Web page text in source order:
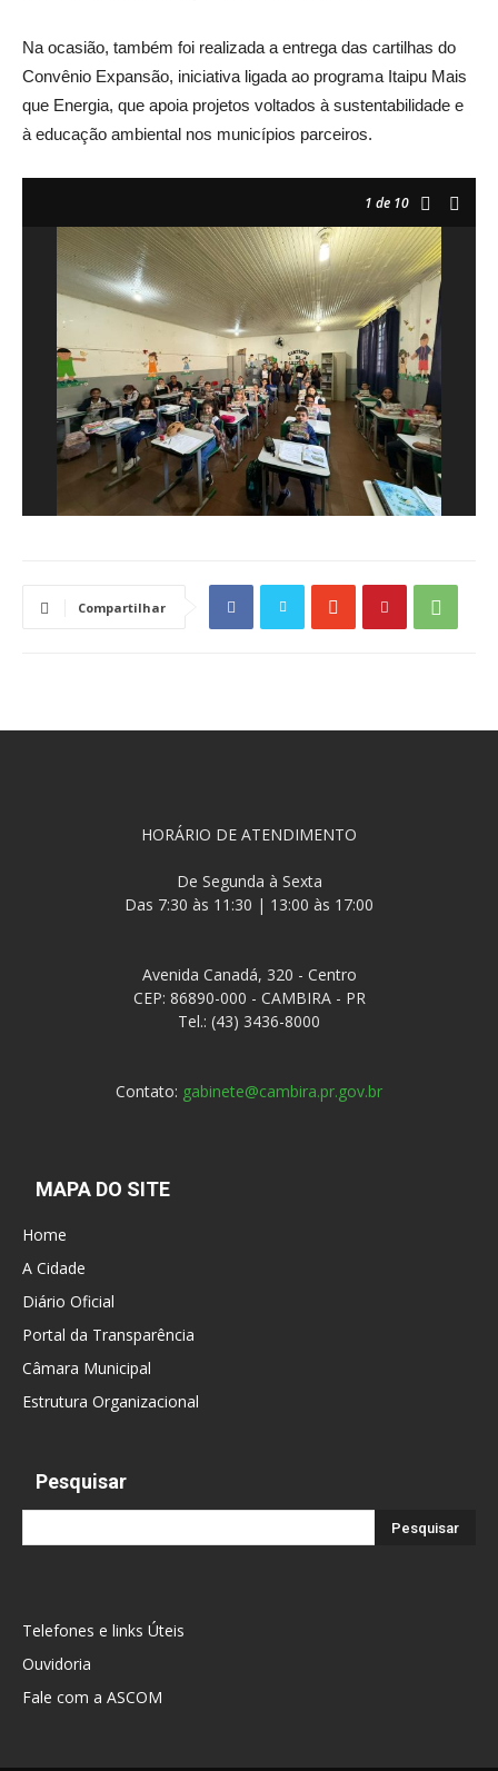
Na ocasião, também foi realizada a entrega das cartilhas do
Convênio Expansão, iniciativa ligada ao programa Itaipu Mais
que Energia, que apoia projetos voltados à sustentabilidade e
à educação ambiental nos municípios parceiros.
1 de 10
Compartilhar
HORÁRIO DE ATENDIMENTO
De Segunda à Sexta
Das 7:30 às 11:30 | 13:00 às 17:00
Avenida Canadá, 320 - Centro
CEP: 86890-000 - CAMBIRA - PR
Tel.: (43) 3436-8000
Contato: gabinete@cambira.pr.gov.br
MAPA DO SITE
Home
A Cidade
Diário Oficial
Portal da Transparência
Câmara Municipal
Estrutura Organizacional
Pesquisar
Telefones e links Úteis
Ouvidoria
Fale com a ASCOM